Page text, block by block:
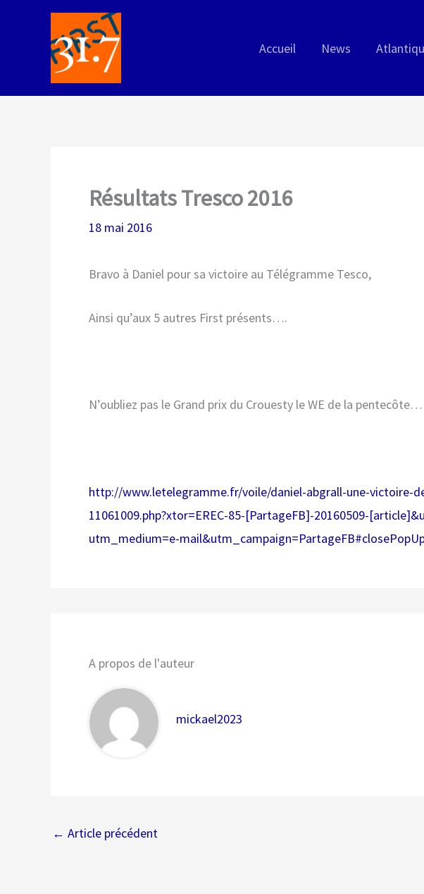
Accueil News
Résultats Tresco 2016
18 mai 2016
Bravo à Daniel pour sa victoire au Télégramme Tesco,
Ainsi qu’aux 5 autres First présents….
N’oubliez pas le Grand prix du Crouesty le WE de la pentecôte…
http://www.letelegramme.fr/voile/daniel-abgrall-une-victoire-
11061009.php?xtor=EREC-85-[PartageFB]-20160509-[
utm_medium=e-mail&utm_
A propos de l'auteur
mickael2023
← Article précédent